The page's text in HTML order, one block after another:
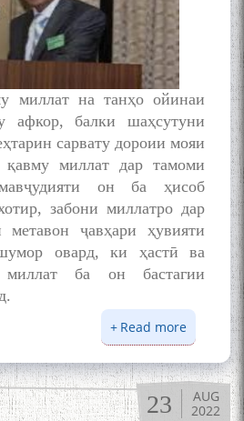
миллат на танҳо ойинаи
афкор, балки шаҳсутуни
сарвату дороии мояи
миллат дар тамоми
он ба ҳисоб
забони миллатро дар
ҷавҳари ҳувияти
овард, ки ҳастӣ ва
ба он бастагии
Read more
ЗАБОНИ
ТОҶИКӢ
ВА
23
AUG
2022